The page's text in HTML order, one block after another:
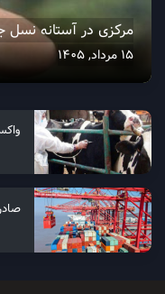
مرکزی در آستانه نسل
15 مرداد, 1405
صادرات